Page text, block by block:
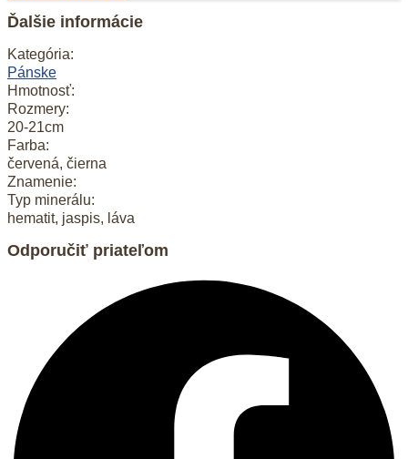
červený
Ďalšie informácie
Kategória:
Pánske
Hmotnosť:
Rozmery:
20-21cm
Farba:
červená, čierna
Znamenie:
Typ minerálu:
hematit, jaspis, láva
Odporučiť priateľom